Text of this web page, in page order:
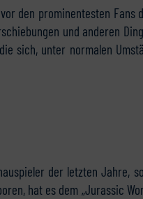
den prominentesten
und anderen
sich, unter normalen
der letzten Jahre,
hat es dem „Jurassic